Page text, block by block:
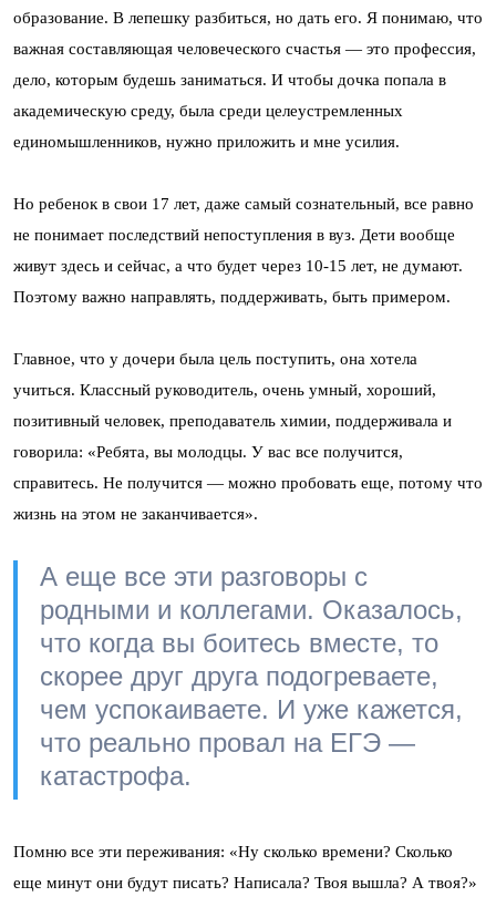
образование. В лепешку разбиться, но дать его. Я понимаю, что
важная составляющая человеческого счастья — это профессия,
дело, которым будешь заниматься. И чтобы дочка попала в
академическую среду, была среди целеустремленных
единомышленников, нужно приложить и мне усилия.
Но ребенок в свои 17 лет, даже самый сознательный, все равно
не понимает последствий непоступления в вуз. Дети вообще
живут здесь и сейчас, а что будет через 10-15 лет, не думают.
Поэтому важно направлять, поддерживать, быть примером.
Главное, что у дочери была цель поступить, она хотела
учиться. Классный руководитель, очень умный, хороший,
позитивный человек, преподаватель химии, поддерживала и
говорила: «Ребята, вы молодцы. У вас все получится,
справитесь. Не получится — можно пробовать еще, потому что
жизнь на этом не заканчивается».
А еще все эти разговоры с
родными и коллегами. Оказалось,
что когда вы боитесь вместе, то
скорее друг друга подогреваете,
чем успокаиваете. И уже кажется,
что реально провал на ЕГЭ —
катастрофа.
Помню все эти переживания: «Ну сколько времени? Сколько
еще минут они будут писать? Написала? Твоя вышла? А твоя?»